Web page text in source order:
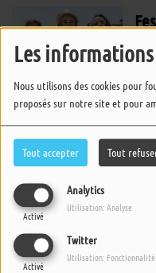
Les
Nous utilisons des cookies pour
proposés sur notre site et pour
Tout accepter Tout
Analytics
Activé
Utilisation: Analyse
Twitter
Activé
Utilisation: Fonctionnalité